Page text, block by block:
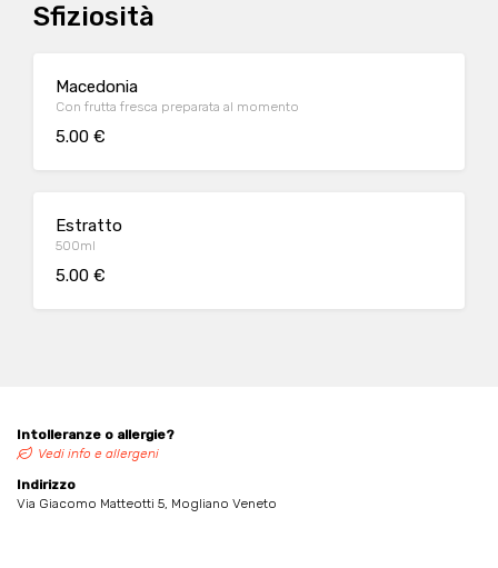
Sfiziosità
Macedonia
Con frutta fresca preparata al momento
5.00 €
Estratto
500ml
5.00 €
Intolleranze o allergie?
Vedi info e allergeni
Indirizzo
Via Giacomo Matteotti 5, Mogliano Veneto